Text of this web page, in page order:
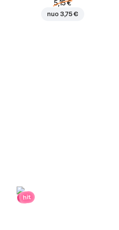
5,15 €
nuo 3,75 €
hit